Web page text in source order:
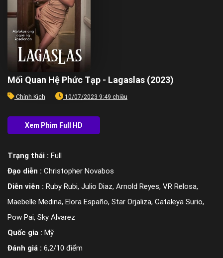
Mối Quan Hệ Phức Tạp - Lagaslas (2023)
Chính Kịch 10/07/2023 9:49 chiều
Trạng thái : Full
Đạo diễn : Christopher Novabos
Diễn viên : Ruby Rubi, Julio Diaz, Arnold Reyes, VR Relosa,
Maebelle Medina, Elora Españo, Star Orjaliza, Cataleya Surio,
Pow Pai, Sky Alvarez
Quốc gia : Mỹ
Đánh giá : 6,2/10 điểm